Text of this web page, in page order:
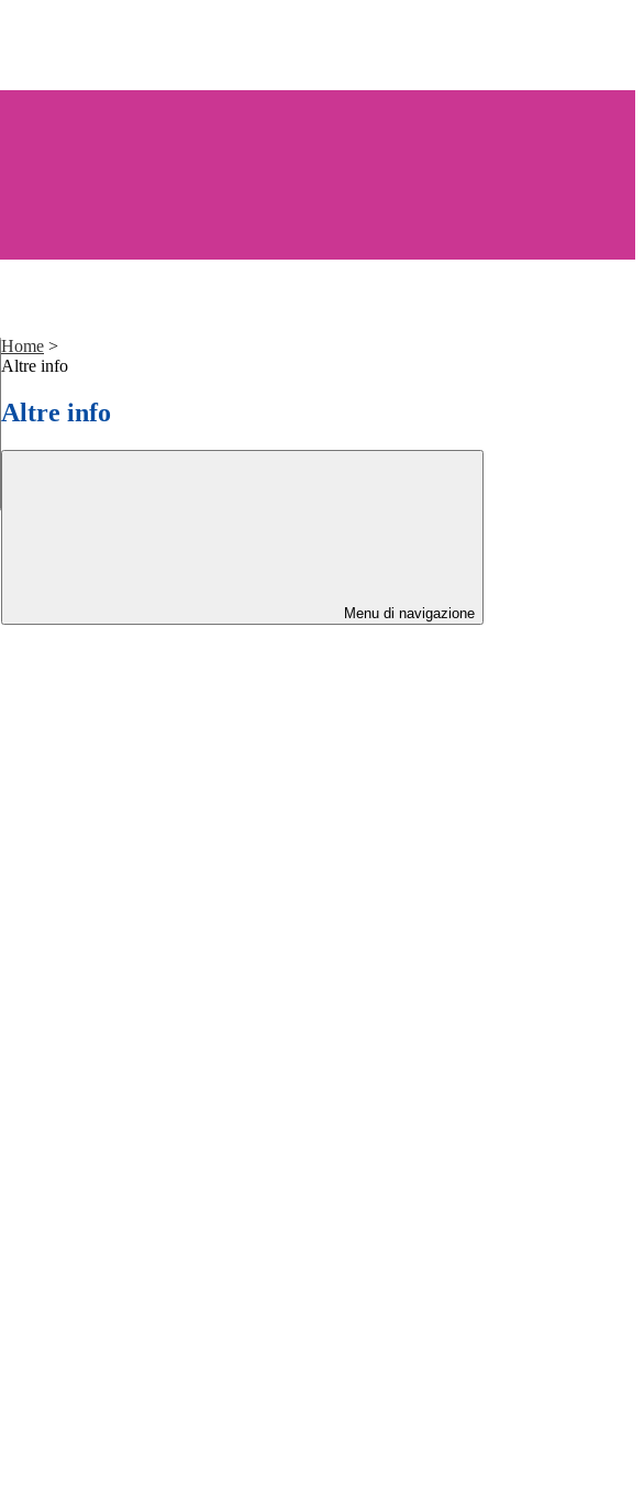
Home >
Altre info
Altre info
Menu di navigazione